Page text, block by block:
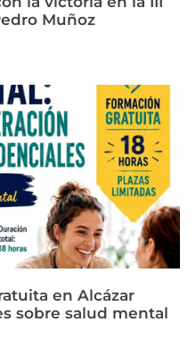
Muñoz
en Alcázar
sobre salud mental